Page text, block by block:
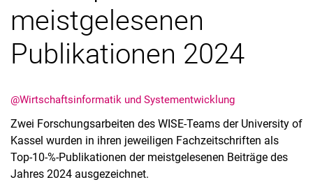
meistgelesenen
Publikationen 2024
@Wirtschaftsinformatik und Systementwicklung
Zwei Forschungsarbeiten des WISE-Teams der University of
Kassel wurden in ihren jeweiligen Fachzeitschriften als
Top-10-%-Publikationen der meistgelesenen Beiträge des
Jahres 2024 ausgezeichnet.